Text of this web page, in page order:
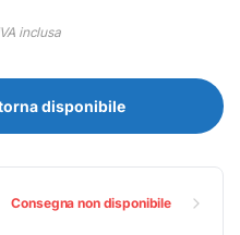
inclusa
disponibile
Consegna non disponibile